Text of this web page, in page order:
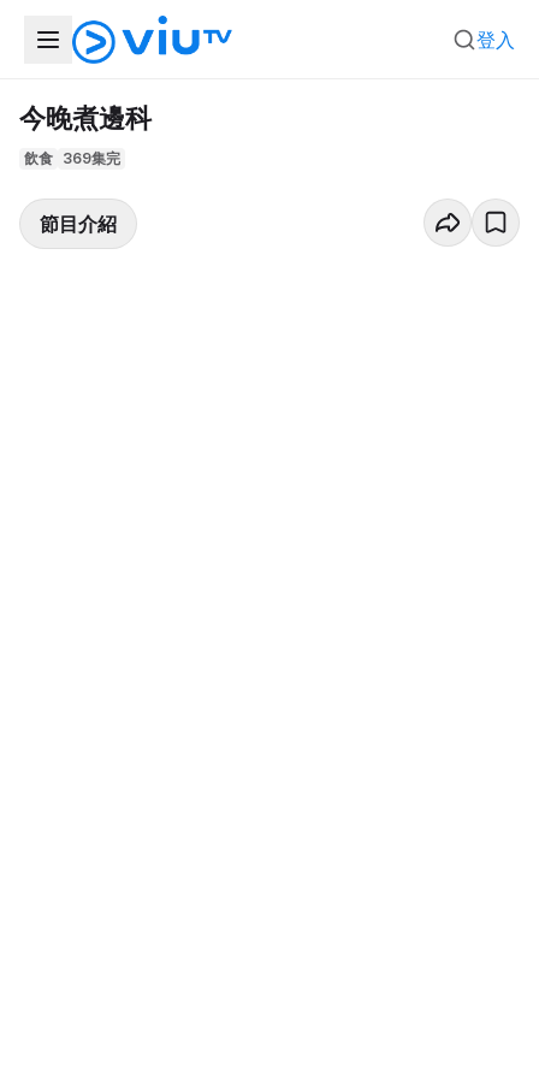
登入
今晚煮邊科
飲食 369集完
節目介紹